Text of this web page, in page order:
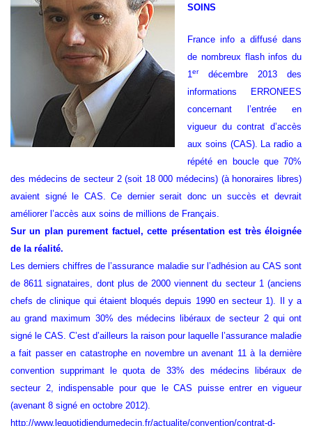
SOINS
France info a diffusé dans
de nombreux flash infos du
1erdécembre 2013 des
informations ERRONEES
concernant l’entrée en
vigueur du contrat d’accès
aux soins (CAS). La radio a
répété en boucle que 70%
des médecins de secteur 2 (soit 18 000 médecins) (à honoraires libres)
avaient signé le CAS. Ce dernier serait donc un succès et devrait
améliorer l’accès aux soins de millions de Français.
Sur un plan purement factuel, cette présentation est très éloignée
de la réalité.
Les derniers chiffres de l’assurance maladie sur l’adhésion au CAS sont
de 8611 signataires, dont plus de 2000 viennent du secteur 1 (anciens
chefs de clinique qui étaient bloqués depuis 1990 en secteur 1). Il y a
au grand maximum 30% des médecins libéraux de secteur 2 qui ont
signé le CAS. C’est d’ailleurs la raison pour laquelle l’assurance maladie
a fait passer en catastrophe en novembre un avenant 11 à la dernière
convention supprimant le quota de 33% des médecins libéraux de
secteur 2, indispensable pour que le CAS puisse entrer en vigueur
(avenant 8 signé en octobre 2012).
http://www.lequotidiendumedecin.fr/actualite/convention/contrat-d-